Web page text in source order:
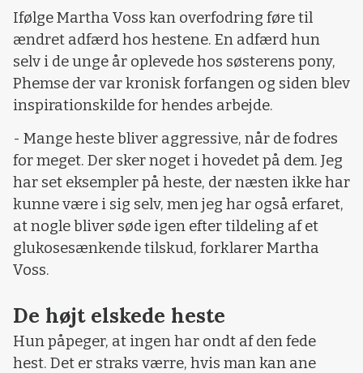
Ifølge Martha Voss kan overfodring føre til
ændret adfærd hos hestene. En adfærd hun
selv i de unge år oplevede hos søsterens pony,
Phemse der var kronisk forfangen og siden blev
inspirationskilde for hendes arbejde.
- Mange heste bliver aggressive, når de fodres
for meget. Der sker noget i hovedet på dem. Jeg
har set eksempler på heste, der næsten ikke har
kunne være i sig selv, men jeg har også erfaret,
at nogle bliver søde igen efter tildeling af et
glukosesænkende tilskud, forklarer Martha
Voss.
De højt elskede heste
Hun påpeger, at ingen har ondt af den fede
hest. Det er straks værre, hvis man kan ane